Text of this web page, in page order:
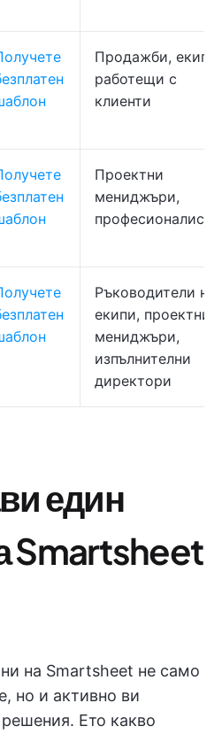
Продажби, екипи,
работещи с
клиенти
Проектни
мениджъри,
професионалисти
Ръководители на
екипи, проектни
мениджъри,
изпълнителни
директори
един
Smartsheet
на Smartsheet не само
но и активно ви
Ето какво